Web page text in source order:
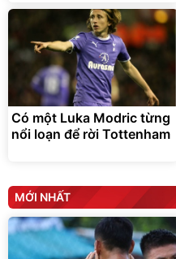
Có một Luka Modric từng
nổi loạn để rời Tottenham
MỚI NHẤT